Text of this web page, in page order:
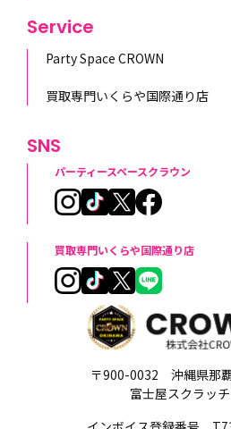
〒900-0032 沖縄県那
富士屋スクラッ
Service
Party Space CROWN
買取専門いくらや国際通り店
SNS
パーティースペースクラウン
買取専門いくらや国際通り店